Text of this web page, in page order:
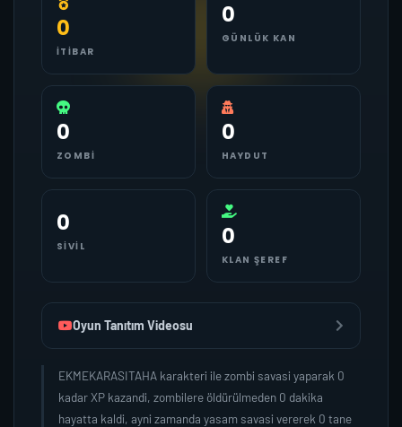
0
İTIBAR
0
GÜNLÜK KAN
0
ZOMBI
0
HAYDUT
0
SIVIL 0
KLAN ŞEREF
Oyun Tanıtım Videosu
EKMEKARASITAHA karakteri ile zombi savasi yaparak 0
kadar XP kazandi, zombilere öldürülmeden 0 dakika
hayatta kaldi, ayni zamanda yasam savasi vererek 0 tane